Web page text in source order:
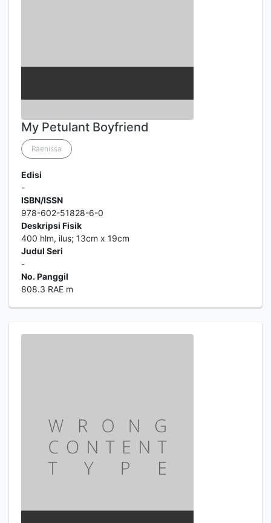
My Petulant Boyfriend
Raenissa
Edisi
-
ISBN/ISSN
978-602-51828-6-0
Deskripsi Fisik
400 hlm, ilus; 13cm x 19cm
Judul Seri
-
No. Panggil
808.3 RAE m